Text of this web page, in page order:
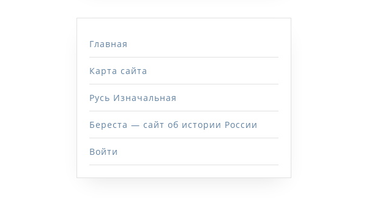
Главная
Карта сайта
Русь Изначальная
Береста — сайт об истории России
Войти